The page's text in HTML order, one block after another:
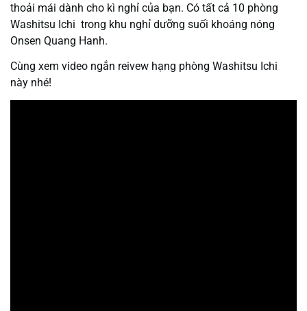
thoải mái dành cho kì nghỉ của bạn. Có tất cả 10 phòng
Washitsu Ichi trong khu nghỉ dưỡng suối khoáng nóng
Onsen Quang Hanh.
Cùng xem video ngắn reivew hạng phòng Washitsu Ichi
này nhé!